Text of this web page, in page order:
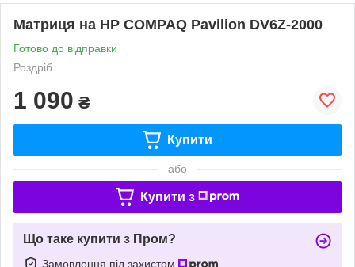
Матриця на HP COMPAQ Pavilion DV6Z-2000
Готово до відправки
Роздріб
1 090 ₴
Купити
або
Купити з
Що таке купити з Пром?
Замовлення під захистом